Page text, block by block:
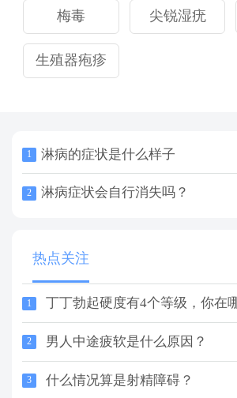
梅毒 尖锐湿疣
生殖器疱疹
1 淋病的症状是什么样子
2 淋病症状会自行消失吗？
热点关注
1 丁丁勃起硬度有4个等级，你在
2 男人中途疲软是什么原因？
3 什么情况算是射精障碍？